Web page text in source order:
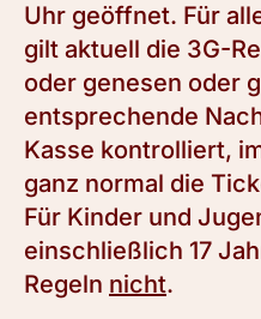
Uhr geöffnet. Für
gilt aktuell die 3G-
oder genesen oder
entsprechende
Kasse kontrolliert,
ganz normal die
Für Kinder und
einschließlich 17
Regeln nicht.